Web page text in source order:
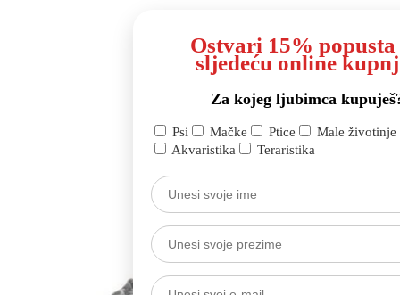
Ostvari 15% popusta
sljedeću online
Za kojeg ljubimca
Psi Mačke Ptice
Male životinje
Akvaristika
Teraristika